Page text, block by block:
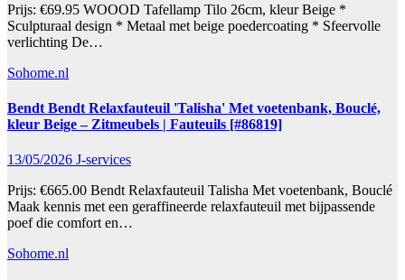
Prijs: €69.95 WOOOD Tafellamp Tilo 26cm, kleur Beige *
Sculpturaal design * Metaal met beige poedercoating * Sfeervolle
verlichting De…
Sohome.nl
Bendt Bendt Relaxfauteuil 'Talisha' Met voetenbank, Bouclé,
kleur Beige – Zitmeubels | Fauteuils [#86819]
13/05/2026 J-services
Prijs: €665.00 Bendt Relaxfauteuil Talisha Met voetenbank, Bouclé
Maak kennis met een geraffineerde relaxfauteuil met bijpassende
poef die comfort en…
Sohome.nl